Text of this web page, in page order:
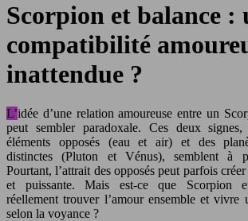
Scorpion et balance :
compatibilité
inattendue ?
L’idée d’une relation amoureuse entre un Scorpion et une Balance
peut sembler paradoxale. Ces deux
éléments opposés (eau et air) et des
distinctes (Pluton et Vénus), semblent à
Pourtant, l’attrait des opposés peut parfois
et puissante. Mais est-ce que Scorpion
réellement trouver l’amour ensemble et vivre
selon la voyance ?